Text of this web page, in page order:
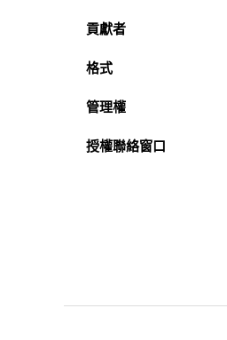
貢獻者
格式
管理權
授權聯絡窗口